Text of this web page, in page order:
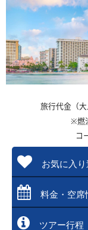
旅行代金（大
※燃
コ
お気に入
料金・空席
ツアー行程